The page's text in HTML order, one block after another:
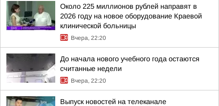
Около 225 миллионов рублей направят в
2026 году на новое оборудование Краевой
клинической больницы
Вчера, 22:20
До начала нового учебного года остаются
считанные недели
Вчера, 22:20
Выпуск новостей на телеканале